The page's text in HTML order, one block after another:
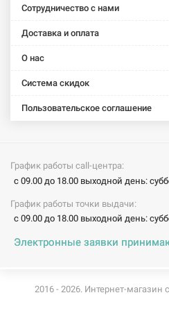
Сотрудничество с нами
Доставка и оплата
О нас
Система скидок
Пользовательское соглашение
График работы call-центра:
с 09.00 до 18.00 выходной день:
График работы точки выдачи:
с 09.00 до 18.00 выходной день:
Электронные заявки
2016 - 2026. Интернет-магазин